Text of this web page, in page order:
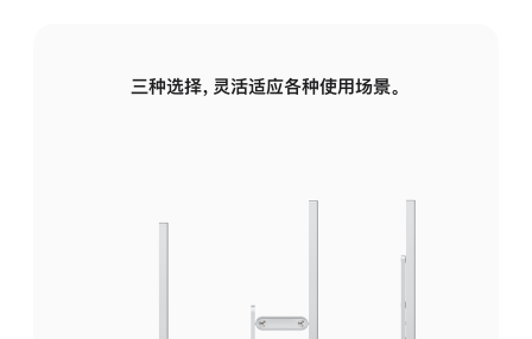
三种选择，灵活适应各种使用场景。